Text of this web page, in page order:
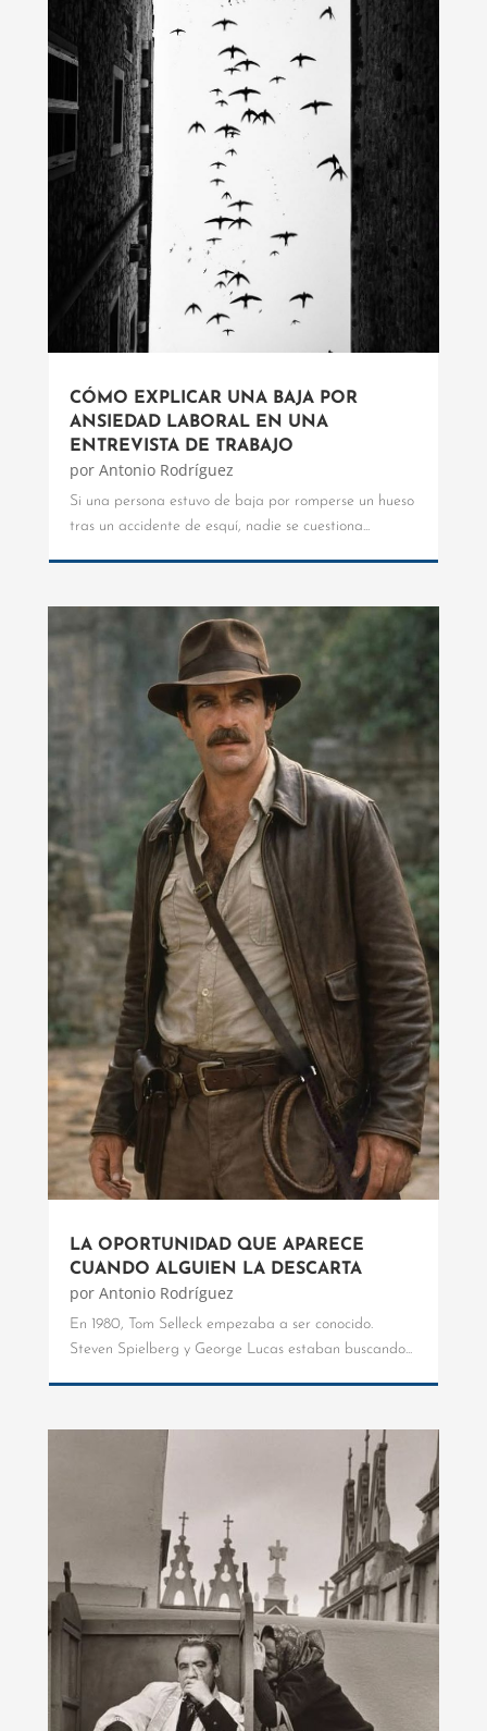
CÓMO EXPLICAR UNA BAJA POR
ANSIEDAD LABORAL EN UNA
ENTREVISTA DE TRABAJO
por Antonio Rodríguez
Si una persona estuvo de baja por romperse un hueso
tras un accidente de esquí, nadie se cuestiona...
LA OPORTUNIDAD QUE APARECE
CUANDO ALGUIEN LA DESCARTA
por Antonio Rodríguez
En 1980, Tom Selleck empezaba a ser conocido.
Steven Spielberg y George Lucas estaban buscando...